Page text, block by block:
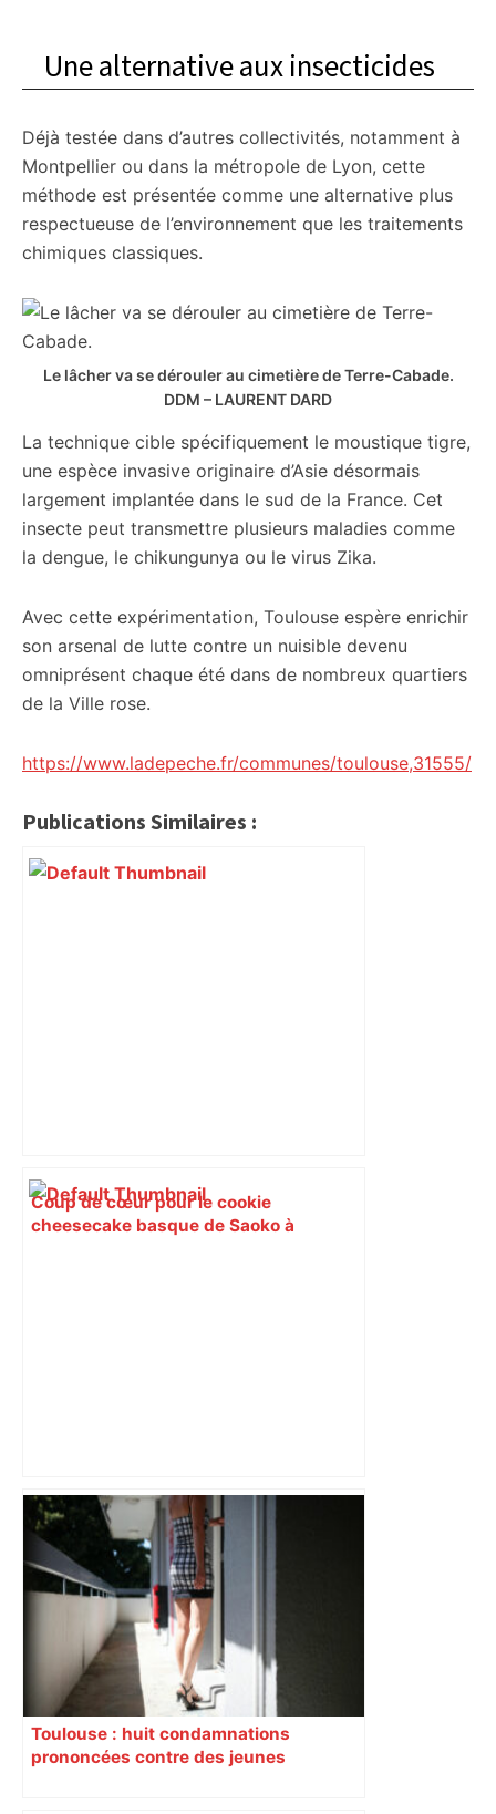
Une alternative aux insecticides
Déjà testée dans d’autres collectivités, notamment à
Montpellier ou dans la métropole de Lyon, cette
méthode est présentée comme une alternative plus
respectueuse de l’environnement que les traitements
chimiques classiques.
Le lâcher va se dérouler au cimetière de Terre-Cabade.
DDM – LAURENT DARD
La technique cible spécifiquement le moustique tigre,
une espèce invasive originaire d’Asie désormais
largement implantée dans le sud de la France. Cet
insecte peut transmettre plusieurs maladies comme
la dengue, le chikungunya ou le virus Zika.
Avec cette expérimentation, Toulouse espère enrichir
son arsenal de lutte contre un nuisible devenu
omniprésent chaque été dans de nombreux quartiers
de la Ville rose.
https://www.ladepeche.fr/communes/toulouse,31555/
Publications Similaires :
Coup de cœur pour le cookie
cheesecake basque de Saoko à
Près de Toulouse : dans cette zone
économique, un axe majeur va être
fermé en fin de soirée, voici les
déviations – Actu.fr
Toulouse : huit condamnations
prononcées contre des jeunes